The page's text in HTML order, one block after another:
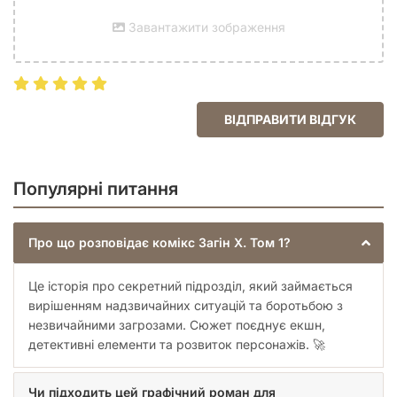
очікування будуть перевершені завдяки майстерності
автора та його здатності створювати незабутні образи та
динамічні сцени, що не залишать байдужим жодного
поціновувача якісної фантастики та пригодницького жанру.
Чому «Загін Х. Том 1» має стати
частиною вашої колекції?
вигляду, але й гарантує довговічність. Ваша колекція
буде виглядати бездоганно, а самі сторінки
років. Тверда палітурка захищає книгу від
пошкоджень, зберігаючи її естетичну цінність. Це
зовнішній вигляд своїх книг.
Повне занурення:Завдяки формату 165×250 мм,
кожний малюнок та панель оживають на сторінках,
дозволяючи повною мірою насолодитися художнім
комфортного читання, який не втомлює очі та
Завантажити зображення
ВІДПРАВИТИ ВІДГУК
Популярні питання
Про що розповідає комікс Загін Х. Том 1?
Це історія про секретний підрозділ, який займається
вирішенням надзвичайних ситуацій та боротьбою з
незвичайними загрозами. Сюжет поєднує екшн,
детективні елементи та розвиток персонажів. 🚀
Чи підходить цей графічний роман для